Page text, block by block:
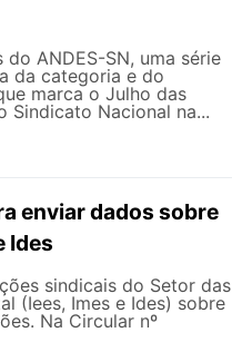
ANDES-SN, uma série
da categoria e do
marca o Julho das
Sindicato Nacional na...
enviar dados sobre
Ides
sindicais do Setor das
(Iees, Imes e Ides) sobre
Na Circular nº